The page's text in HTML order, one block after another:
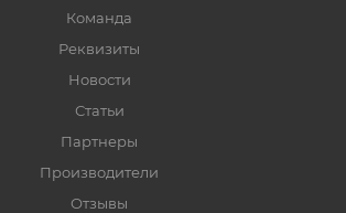
Команда
Реквизиты
Новости
Статьи
Партнеры
Производители
Отзывы